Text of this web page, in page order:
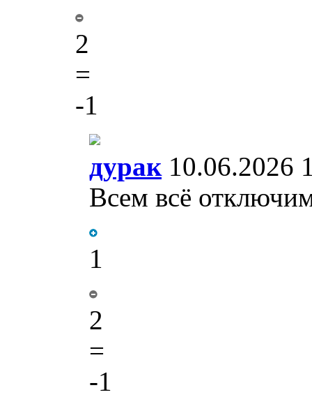
2
=
-1
дурак10.06.2026
Всем всё
1
2
=
-1